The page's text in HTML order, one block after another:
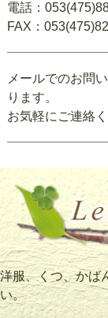
電話：
FAX：
メールでのお問
ります。
お気軽にご連絡く
洋服、くつ、かば
い。